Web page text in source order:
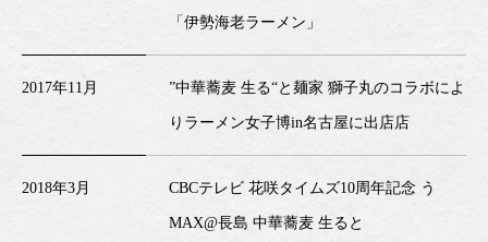
「伊勢海老ラーメン」
2017年11月 ”中華蕎麦 生る“と麺家 獅子丸のコラボによ
りラーメン女子博in名古屋に出店店
2018年3月 CBCテレビ 花咲タイムズ10周年記念 う
MAX@長島 中華蕎麦 生ると